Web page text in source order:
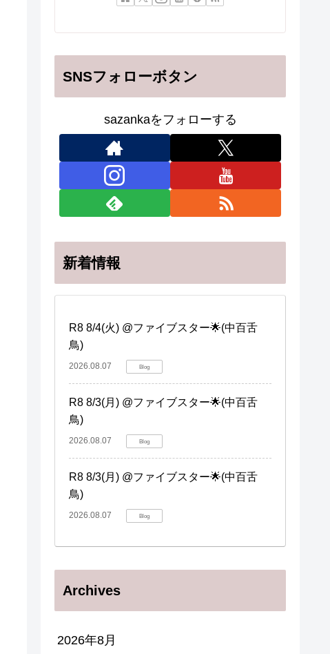
SNSフォローボタン
sazankaをフォローする
新着情報
R8 8/4(火) @ファイブスター🌟(中百舌
鳥)
2026.08.07 Blog
R8 8/3(月) @ファイブスター🌟(中百舌
鳥)
2026.08.07 Blog
R8 8/3(月) @ファイブスター🌟(中百舌
鳥)
2026.08.07 Blog
Archives
2026年8月